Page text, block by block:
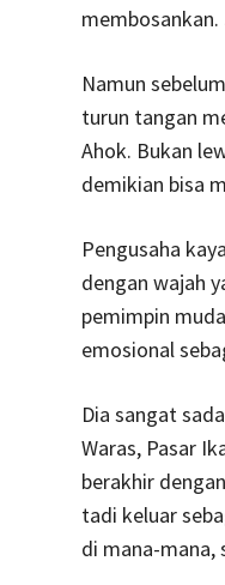
Namun
turun tangan
Ahok. Bukan
demikian bisa
Pengusaha
dengan wajah
pemimpin
emosional
Dia sangat
Waras, Pasar
berakhir
tadi keluar
di mana-